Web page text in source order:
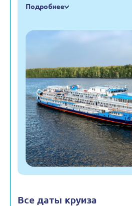
Подробнее
Все даты круиза